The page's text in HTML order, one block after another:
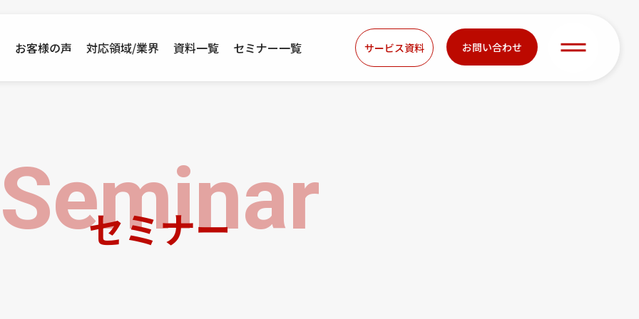
お客様の声 対応領域/業界 資料一覧 セミナー一覧 サービス資料 お問い合わせ
セミナー
Seminar